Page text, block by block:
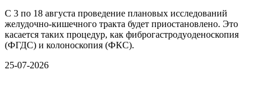
С 3 по 18 августа проведение плановых исследований
желудочно-кишечного тракта будет приостановлено. Это
касается таких процедур, как фиброгастродуоденоскопия
(ФГДС) и колоноскопия (ФКС).
25-07-2026